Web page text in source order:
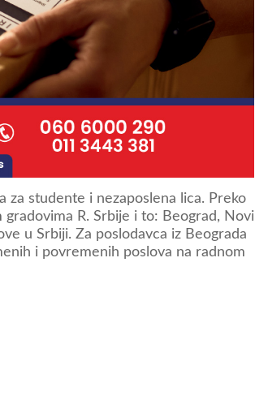
za studente i nezaposlena lica. Preko
R. Srbije i to: Beograd, Novi
u Srbiji. Za poslodavca iz Beograda
i povremenih poslova na radnom